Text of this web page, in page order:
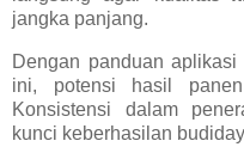
jangka panjang.
Dengan panduan
ini, potensi hasil
Konsistensi dalam
kunci keberhasilan